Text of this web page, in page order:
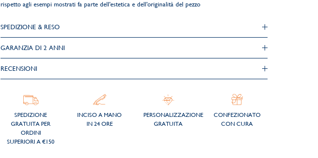
rispetto agli esempi mostrati fa parte dell'estetica e dell'originalità del pezzo
SPEDIZIONE & RESO
GARANZIA DI 2 ANNI
RECENSIONI
SPEDIZIONE
GRATUITA PER
ORDINI
SUPERIORI A €150
INCISO A MANO
IN 24 ORE
PERSONALIZZAZIONE
GRATUITA
CONFEZIONATO
CON CURA